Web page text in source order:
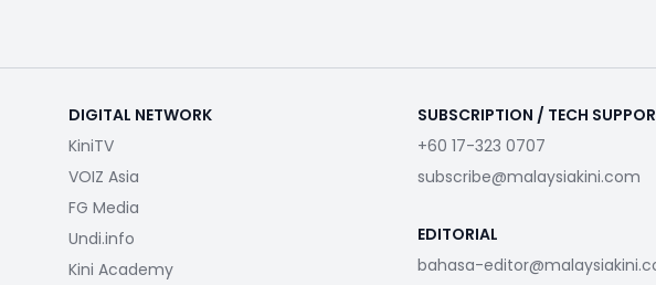
DIGITAL NETWORK
KiniTV
VOIZ Asia
FG Media
Undi.info
Kini Academy
SUBSCRIPTION / TECH
+60 17-323 0707
subscribe@malaysiakini.com
EDITORIAL
bahasa-